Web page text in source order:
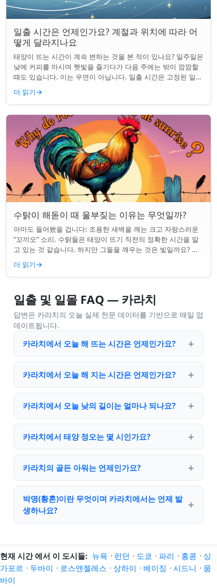
일출 시간은 언제인가요? 계절과 위치에 따라 어
떻게 달라지나요
태양이 뜨는 시간이 계속 변하는 것을 본 적이 있나요? 일주일은
낮에 커피를 마시며 햇빛을 즐기다가 다음 주에는 밖이 깜깜할
때도 있습니다. 이는 우연이 아닙니다. 일출 시간은 고정된 일정
이 아니며 계절과 지구상의 ...
더 읽기→
수탉이 해돋이 때 울부짖는 이유는 무엇일까?
아마도 들어봤을 겁니다: 조용한 새벽을 깨는 크고 자랑스러운
“꼬끼오” 소리. 수탉들은 태양이 뜨기 직전의 정확한 시간을 알
고 있는 것 같습니다. 하지만 그들을 깨우는 것은 빛일까요? 아
니면 더 깊은 무언가일까요? ...
더 읽기→
일출 및 일몰 FAQ — 카라치
답변은 카라치의 오늘 실제 천문 데이터를 기반으로 매일 업
데이트됩니다.
카라치에서 오늘 해 뜨는 시간은 언제인가요?
카라치에서 오늘 해 지는 시간은 언제인가요?
카라치에서 오늘 낮의 길이는 얼마나 되나요?
카라치에서 태양 정오는 몇 시인가요?
카라치의 골든 아워는 언제인가요?
박명(황혼)이란 무엇이며 카라치에서는 언제 발
생하나요?
현재 시간 에서 이 도시들: 뉴욕 · 런던 · 도쿄 · 파리 · 홍콩 · 싱
가포르 · 두바이 · 로스앤젤레스 · 상하이 · 베이징 · 시드니 · 뭄
바이